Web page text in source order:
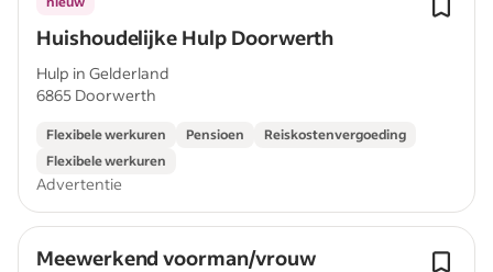
Huishoudelijke Hulp Doorwerth
Hulp in Gelderland
6865 Doorwerth
Flexibele werkuren Pensioen
Reiskostenvergoeding
Flexibele werkuren
Advertentie
Meewerkend voorman/vrouw